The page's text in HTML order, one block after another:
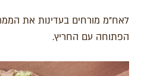
לאח"מ מורחים בעדינות את
הפתוחה עם החריץ.